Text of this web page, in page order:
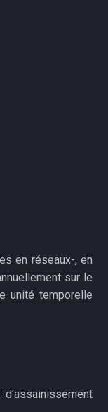
en réseaux-, en
sur le
unité temporelle